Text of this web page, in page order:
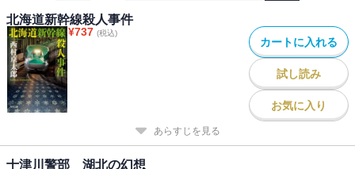
北海道新幹線殺人事件
¥737 (税込)
カートに入れる
試し読み
お気に入り
あらすじを見る
十津川警部 湖北の幻想